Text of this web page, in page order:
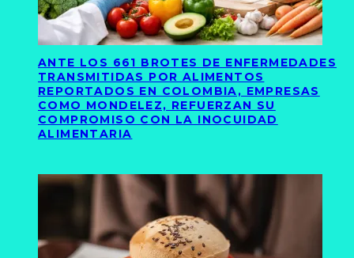
ANTE LOS 661 BROTES DE ENFERMEDADES
TRANSMITIDAS POR ALIMENTOS
REPORTADOS EN COLOMBIA, EMPRESAS
COMO MONDELEZ, REFUERZAN SU
COMPROMISO CON LA INOCUIDAD
ALIMENTARIA